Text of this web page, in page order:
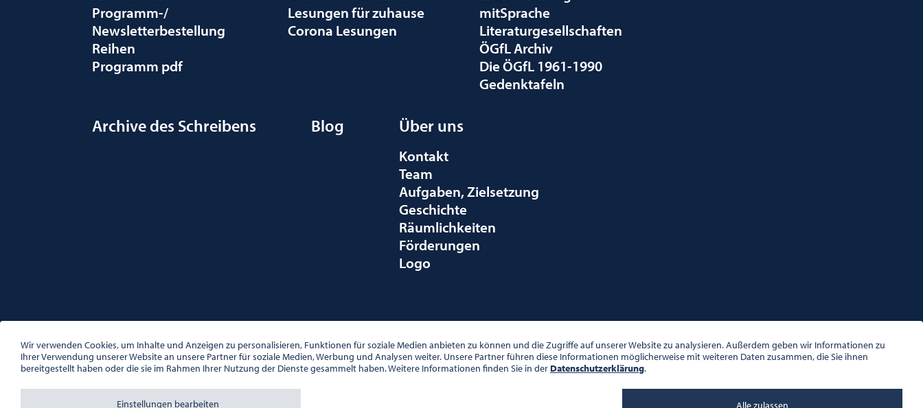
Programm-/
Newsletterbestellung
Reihen
Programm pdf
Lesungen für zuhause
Corona Lesungen
mitSprache
Literaturgesellschaften
ÖGfL Archiv
Die ÖGfL 1961-1990
Gedenktafeln
Archive des Schreibens Blog Über uns
Kontakt
Team
Aufgaben, Zielsetzung
Geschichte
Räumlichkeiten
Förderungen
Logo
PALAIS WILCZEK, HERRENGASSE 5, STIEGE 1, 2. STOCK, 1010 WIEN
TEL. + 43 1 533 81 59
OFFICE(AT)OGL.AT
BÜROZEITEN: MO – DO 10:00 – 16:00 UHR, FR 10:00 – 13:00 UHR
Wir verwenden Cookies, um Inhalte und Anzeigen zu personalisieren, Funktionen für soziale Medien anbieten zu können und die Zugriffe auf unserer Website zu analysieren. Außerdem geben wir Informationen zu
Ihrer Verwendung unserer Website an unsere Partner für soziale Medien, Werbung und Analysen weiter. Unsere Partner führen diese Informationen möglicherweise mit weiteren Daten zusammen, die Sie ihnen
bereitgestellt haben oder die sie im Rahmen Ihrer Nutzung der Dienste gesammelt haben. Weitere Informationen finden Sie in der Datenschutzerklärung.
Einstellungen bearbeiten
Ablehnen Alle zulassen